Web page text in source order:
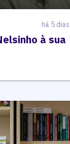
há 5 dias
à sua